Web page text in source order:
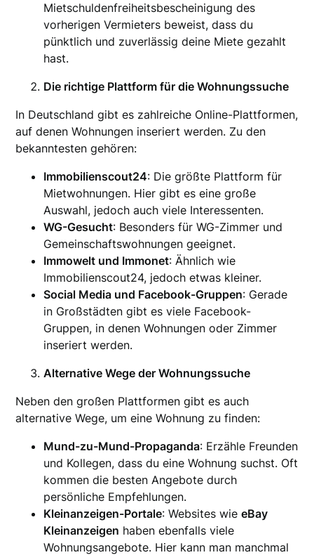
Mietschuldenfreiheitsbescheinigung des
vorherigen Vermieters beweist, dass du
pünktlich und zuverlässig deine Miete gezahlt
hast.
Die richtige Plattform für die Wohnungssuche
In Deutschland gibt es zahlreiche Online-Plattformen,
auf denen Wohnungen inseriert werden. Zu den
bekanntesten gehören:
Immobilienscout24: Die größte Plattform für
Mietwohnungen. Hier gibt es eine große
Auswahl, jedoch auch viele Interessenten.
WG-Gesucht: Besonders für WG-Zimmer und
Gemeinschaftswohnungen geeignet.
Immowelt und Immonet: Ähnlich wie
Immobilienscout24, jedoch etwas kleiner.
Social Media und Facebook-Gruppen: Gerade
in Großstädten gibt es viele Facebook-
Gruppen, in denen Wohnungen oder Zimmer
inseriert werden.
Alternative Wege der Wohnungssuche
Neben den großen Plattformen gibt es auch
alternative Wege, um eine Wohnung zu finden:
Mund-zu-Mund-Propaganda: Erzähle Freunden
und Kollegen, dass du eine Wohnung suchst. Oft
kommen die besten Angebote durch
persönliche Empfehlungen.
Kleinanzeigen-Portale: Websites wieeBay
Kleinanzeigen haben ebenfalls viele
Wohnungsangebote. Hier kann man manchmal